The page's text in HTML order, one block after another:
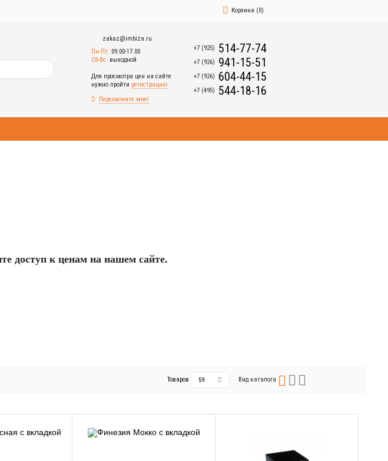
Корзина (0)
zakaz@imbiza.ru
Пн-Пт: 09.00-17.00
Сб-Вс: выходной
Для просмотра цен на сайте
нужно пройти регистрацию
Перезвоните мне!
+7 (925) 514-77-74
+7 (926) 941-15-51
+7 (926) 604-44-15
+7 (495) 544-18-16
доступ к ценам на нашем сайте.
Товаров 59 Вид каталога